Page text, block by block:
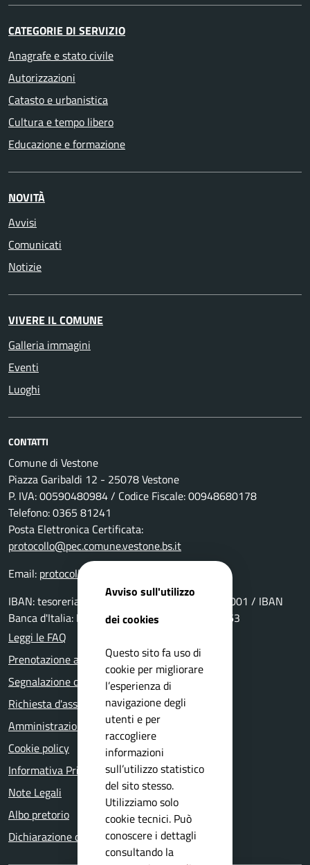
CATEGORIE DI SERVIZIO
Anagrafe e stato civile
Autorizzazioni
Catasto e urbanistica
Cultura e tempo libero
Educazione e formazione
NOVITÀ
Avvisi
Comunicati
Notizie
VIVERE IL COMUNE
Galleria immagini
Eventi
Luoghi
CONTATTI
Comune di Vestone
Piazza Garibaldi 12 - 25078 Vestone
P. IVA: 00590480984 / Codice Fiscale: 00948680178
Telefono: 0365 81241
Posta Elettronica Certificata:
protocollo@pec.comune.vestone.bs.it
Email: protocollo@comune.vestone.bs.it
IBAN: tesoreria: IT69P0511655390000000029001 / IBAN
Banca d'Italia: IT15Y0100004306TU0000006963
Leggi le FAQ
Prenotazione appuntamento
Segnalazione disservizio
Richiesta d'assistenza
Amministrazione trasparente
Cookie policy
Informativa Privacy
Note Legali
Albo pretorio
Dichiarazione di accessibilità
Avviso sull'utilizzo
dei cookies
Questo sito fa uso di
cookie per migliorare
l’esperienza di
navigazione degli
utenti e per
raccogliere
informazioni
sull’utilizzo statistico
del sito stesso.
Utilizziamo solo
cookie tecnici. Può
conoscere i dettagli
consultando la